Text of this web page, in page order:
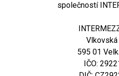
společností
595 01
IČO: